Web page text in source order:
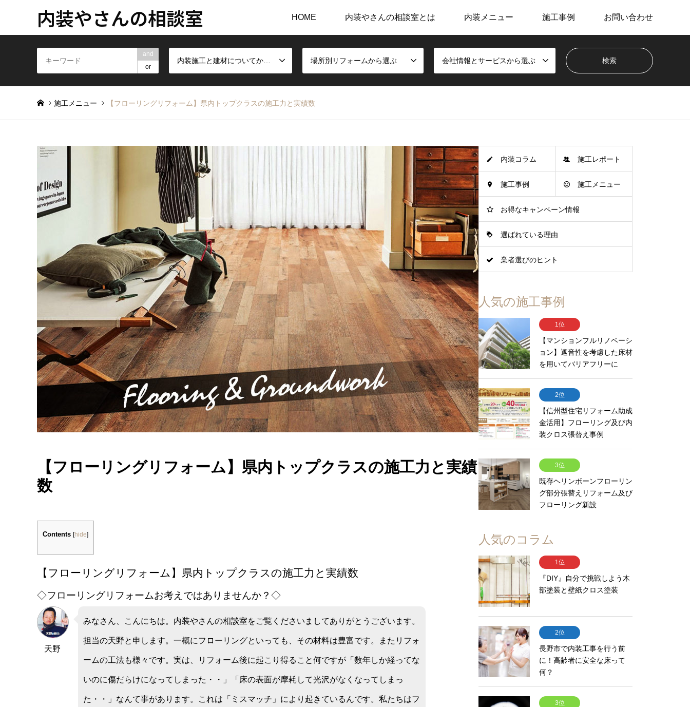
内装やさんの相談室 HOME 内装やさんの相談室とは 内装メニュー 施工事例 お問い合わせ
and
or
内装施工と建材についてから選ぶ 場所別リフォームから選ぶ 会社情報とサービスから選ぶ
施工メニュー 【フローリングリフォーム】県内トップクラスの施工力と実績数
【フローリングリフォーム】県内トップクラスの施工力と実績
数
Contents [hide]
【フローリングリフォーム】県内トップクラスの施工力と実績数
◇フローリングリフォームお考えではありませんか？◇
天野
みなさん、こんにちは。内装やさんの相談室をご覧くださいましてありがとうございます。
担当の天野と申します。一概にフローリングといっても、その材料は豊富です。またリフォ
ームの工法も様々です。実は、リフォーム後に起こり得ること何ですが「数年しか経ってな
いのに傷だらけになってしまった・・」「床の表面が摩耗して光沢がなくなってしまっ
た・・」なんて事があります。これは「ミスマッチ」により起きているんです。私たちはフ
内装コラム 施工レポート
施工事例 施工メニュー
お得なキャンペーン情報
選ばれている理由
業者選びのヒント
人気の施工事例
1位
【マンションフルリノベーシ
ョン】遮音性を考慮した床材
を用いてバリアフリーに
2位
【信州型住宅リフォーム助成
金活用】フローリング及び内
装クロス張替え事例
3位
既存ヘリンボーンフローリン
グ部分張替えリフォーム及び
フローリング新設
人気のコラム
1位
『DIY』自分で挑戦しよう木
部塗装と壁紙クロス塗装
2位
長野市で内装工事を行う前
に！高齢者に安全な床って
何？
3位